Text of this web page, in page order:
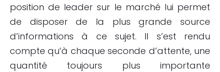
position de leader sur le marché lui permet
de disposer de la plus grande source
d’informations à ce sujet. Il s’est rendu
compte qu’à chaque seconde d’attente, une
quantité toujours plus importante